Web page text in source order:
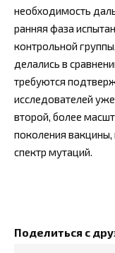
необходимость
ранняя фаза
контрольной
делались в
требуются
исследователей
второй, более
поколения
спектр мутаций.
Поделиться с